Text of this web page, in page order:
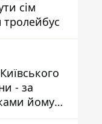
сім
тролейбус
- за
йому